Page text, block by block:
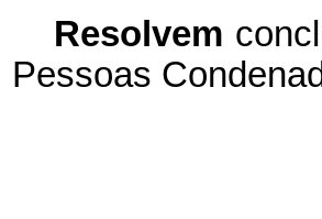
Resolvem
Pessoas